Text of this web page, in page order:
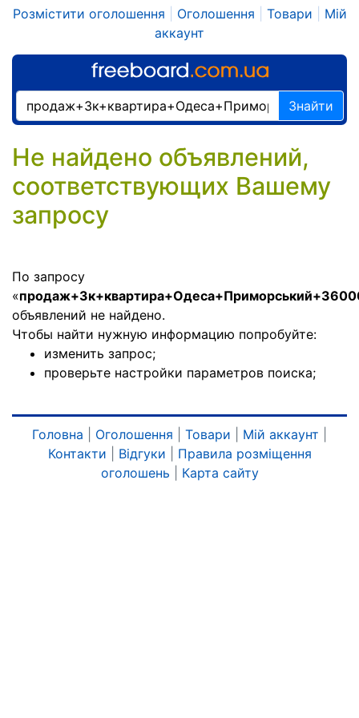
Розмістити оголошення Оголошення Товари
Мій
аккаунт
Знайти
Не найдено объявлений,
соответствующих Вашему
запросу
По запросу
«
объявлений не найдено.
Чтобы найти нужную информацию попробуйте:
изменить запрос;
проверьте настройки параметров поиска;
Головна Оголошення Товари Мій аккаунт
Контакти
Відгуки
Правила розміщення
оголошень
Карта сайту